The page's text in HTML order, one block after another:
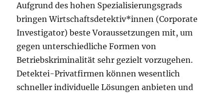
Aufgrund des hohen Spezialisierungsgrads
bringen Wirtschaftsdetektiv*innen (Corporate
Investigator) beste Voraussetzungen mit, um
gegen unterschiedliche Formen von
Betriebskriminalität sehr gezielt vorzugehen.
Detektei-Privatfirmen können wesentlich
schneller individuelle Lösungen anbieten und